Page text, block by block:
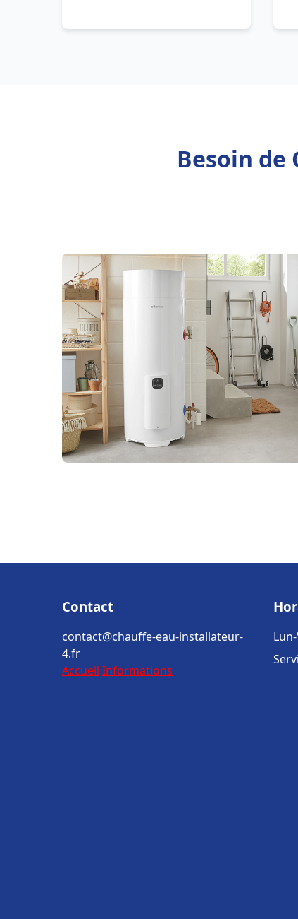
Besoin
Contact
contact@chauffe-eau-installateur-
4.fr
Accueil Informations